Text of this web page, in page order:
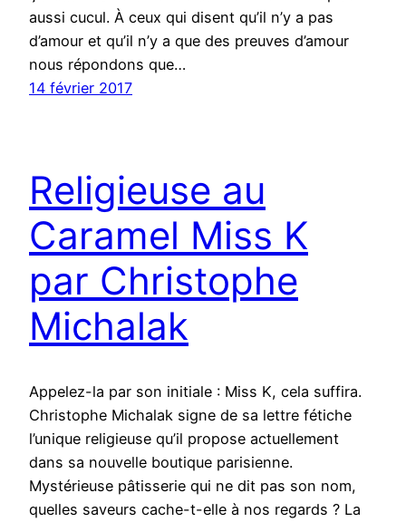
aussi cucul. À ceux qui disent qu’il n’y a pas
d’amour et qu’il n’y a que des preuves d’amour
nous répondons que…
14 février 2017
Religieuse au
Caramel Miss K
par Christophe
Michalak
Appelez-la par son initiale : Miss K, cela suffira.
Christophe Michalak signe de sa lettre fétiche
l’unique religieuse qu’il propose actuellement
dans sa nouvelle boutique parisienne.
Mystérieuse pâtisserie qui ne dit pas son nom,
quelles saveurs cache-t-elle à nos regards ? La